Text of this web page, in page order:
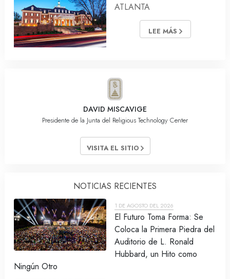
ATLANTA
LEE MÁS
DAVID MISCAVIGE
Presidente de la Junta del Religious Technology Center
VISITA EL SITIO
NOTICIAS RECIENTES
1 DE AGOSTO DEL 2026
El Futuro Toma Forma: Se
Coloca la Primera Piedra del
Auditorio de L. Ronald
Hubbard, un Hito como
Ningún Otro